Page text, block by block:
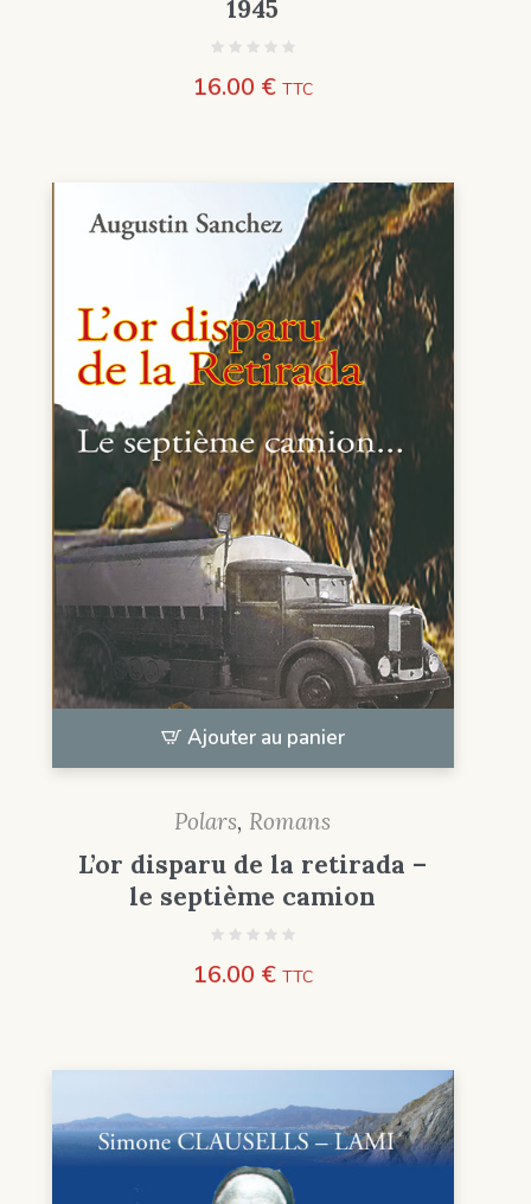
1945
16.00 € TTC
Ajouter au panier
Polars, Romans
L’or disparu de la retirada –
le septième camion
16.00 € TTC